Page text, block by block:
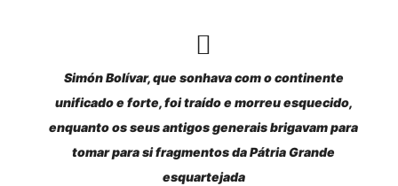
Simón Bolívar, que sonhava com o continente
unificado e forte, foi traído e morreu esquecido,
enquanto os seus antigos generais brigavam para
tomar para si fragmentos da Pátria Grande
esquartejada